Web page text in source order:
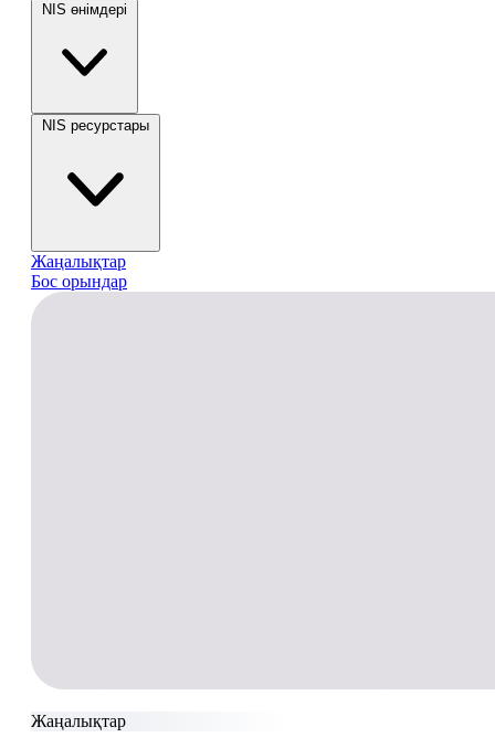
NIS өнімдері
NIS ресурстары
Жаңалықтар
Бос орындар
Жаңалықтар